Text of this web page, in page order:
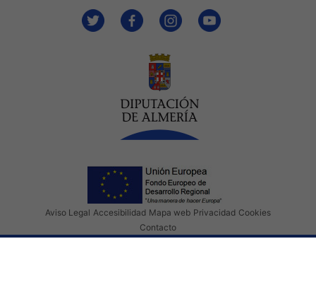
Aviso Legal Accesibilidad Mapa web Privacidad Cookies
Contacto